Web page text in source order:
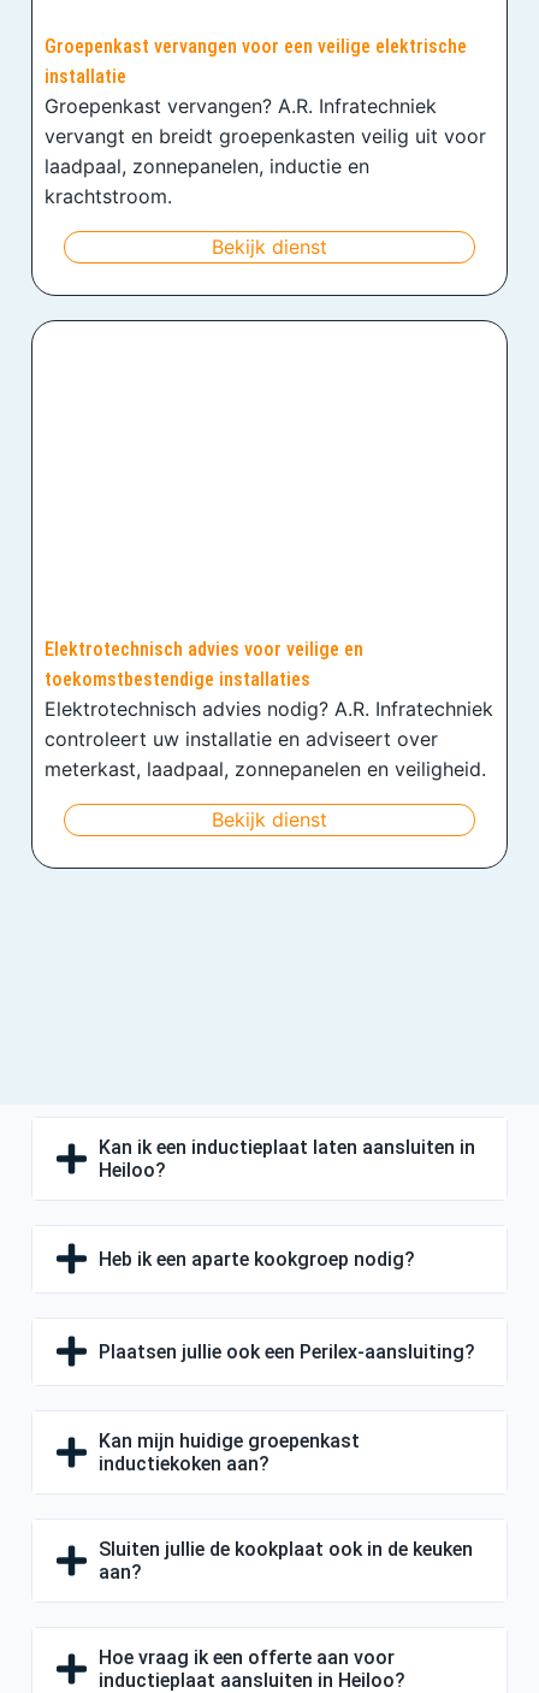
Groepenkast vervangen voor een veilige elektrische
installatie
Groepenkast vervangen? A.R. Infratechniek
vervangt en breidt groepenkasten veilig uit voor
laadpaal, zonnepanelen, inductie en
krachtstroom.
Bekijk dienst
Elektrotechnisch advies voor veilige en
toekomstbestendige installaties
Elektrotechnisch advies nodig? A.R. Infratechniek
controleert uw installatie en adviseert over
meterkast, laadpaal, zonnepanelen en veiligheid.
Bekijk dienst
Kan ik een inductieplaat laten aansluiten in
Heiloo?
Heb ik een aparte kookgroep nodig?
Plaatsen jullie ook een Perilex-aansluiting?
Kan mijn huidige groepenkast
inductiekoken aan?
Sluiten jullie de kookplaat ook in de keuken
aan?
Hoe vraag ik een offerte aan voor
inductieplaat aansluiten in Heiloo?